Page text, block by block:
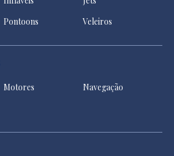
Pontoons Veleiros
Motores
Navegação